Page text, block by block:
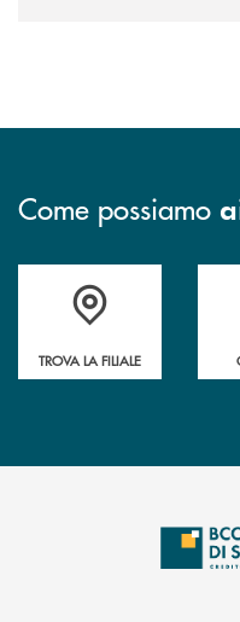
Come possiamo
Accedi all' elenco completo
TROVA LA FILIALE